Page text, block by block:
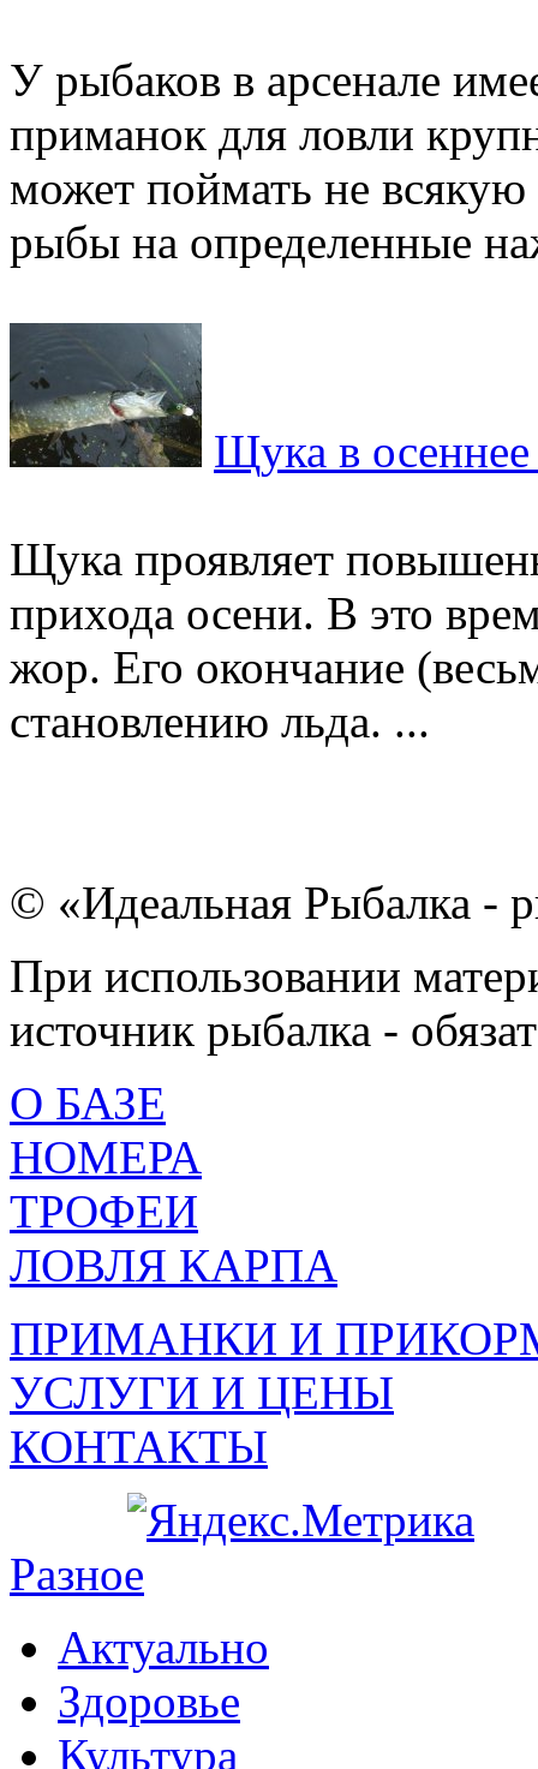
У рыбаков в арсенале
приманок для ловли
может поймать не всякую
рыбы на определенные
Щука в
Щука проявляет
прихода осени. В это
жор. Его окончание
становлению льда. ...
© «Идеальная Рыбалка -
При использовании
источник рыбалка -
О БАЗЕ
НОМЕРА
ТРОФЕИ
ЛОВЛЯ КАРПА
ПРИМАНКИ И
УСЛУГИ И ЦЕНЫ
КОНТАКТЫ
Разное
Актуально
Здоровье
Культура